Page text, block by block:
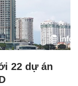
22 dự án